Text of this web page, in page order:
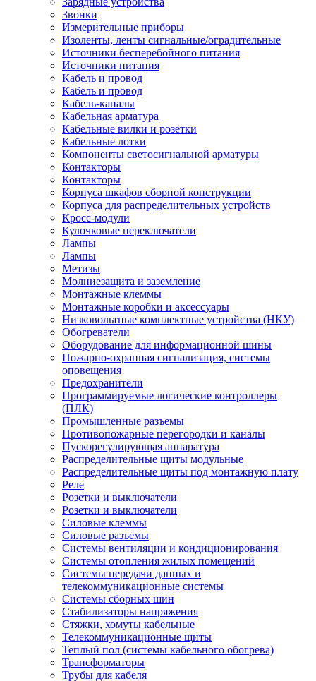
Звонки
Измерительные приборы
Изоленты, ленты сигнальные/оградительные
Источники бесперебойного питания
Источники питания
Кабель и провод
Кабель и провод
Кабель-каналы
Кабельная арматура
Кабельные вилки и розетки
Кабельные лотки
Компоненты светосигнальной арматуры
Контакторы
Контакторы
Корпуса шкафов сборной конструкции
Корпуса для распределительных устройств
Кросс-модули
Кулочковые переключатели
Лампы
Лампы
Метизы
Молниезащита и заземление
Монтажные клеммы
Монтажные коробки и аксессуары
Низковольтные комплектные устройства (НКУ)
Обогреватели
Оборудование для информационной шины
Пожарно-охранная сигнализация, системы
оповещения
Предохранители
Программируемые логические контроллеры
(ПЛК)
Промышленные разъемы
Противопожарные перегородки и каналы
Пускорегулирующая аппаратура
Распределительные щиты модульные
Распределительные щиты под монтажную плату
Реле
Розетки и выключатели
Розетки и выключатели
Силовые клеммы
Силовые разъемы
Системы вентиляции и кондиционирования
Системы отопления жилых помещений
Системы передачи данных и
телекоммуникационные системы
Системы сборных шин
Стабилизаторы напряжения
Стяжки, хомуты кабельные
Телекоммуникационные щиты
Теплый пол (системы кабельного обогрева)
Трансформаторы
Трубы для кабеля